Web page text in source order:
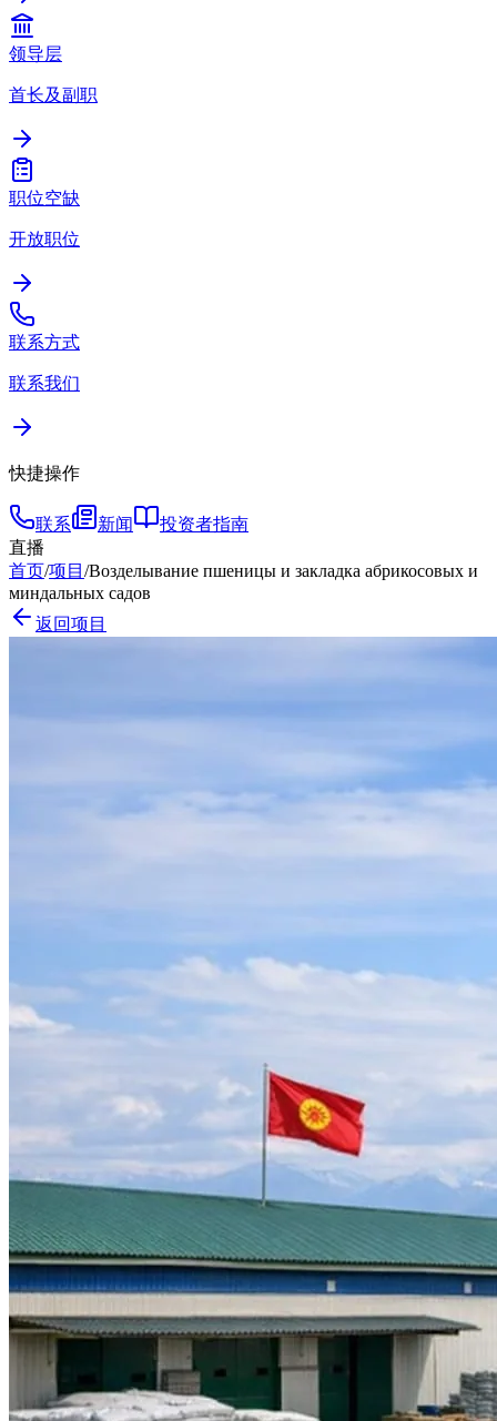
领导层
首长及副职
职位空缺
开放职位
联系方式
联系我们
快捷操作
联系 新闻
投资者指南
直播
首页/项目 /Возделывание пшеницы и закладка абрикосовых и
миндальных садов
返回项目